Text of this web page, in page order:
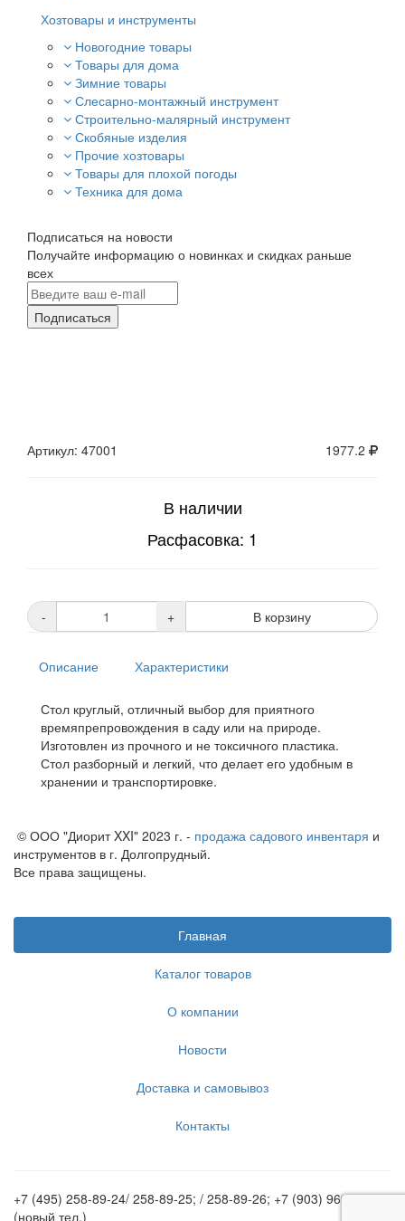
Хозтовары и инструменты
Новогодние товары
Товары для дома
Зимние товары
Слесарно-монтажный инструмент
Строительно-малярный инструмент
Скобяные изделия
Прочие хозтовары
Товары для плохой погоды
Техника для дома
Подписаться на новости
Получайте информацию о новинках и скидках раньше
всех
Подписаться
Артикул: 47001 1977.2
В наличии
Расфасовка: 1
- + В корзину
Описание Характеристики
Стол круглый, отличный выбор для приятного
времяпрепровождения в саду или на природе.
Изготовлен из прочного и не токсичного пластика.
Стол разборный и легкий, что делает его удобным в
хранении и транспортировке.
© ООО "Диорит XXI" 2023 г. - продажа садового инвентаря и
инструментов в г. Долгопрудный.
Все права защищены.
Главная
Каталог товаров
О компании
Новости
Доставка и самовывоз
Контакты
+7 (495) 258-89-24/ 258-89-25; / 258-89-26; +7 (903) 969-62-20
(новый тел.)